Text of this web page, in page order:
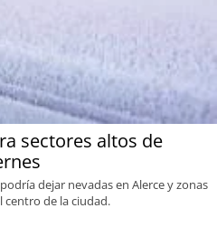
sectores altos de
dejar nevadas en Alerce y zonas
centro de la ciudad.